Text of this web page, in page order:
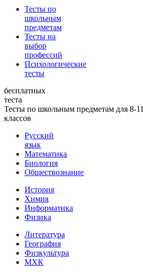
Тесты по
школьным
предметам
Тесты на
выбор
профессий
Психологические
тесты
бесплатных
теста
Тесты по школьным предметам для 8-11
классов
Русский
язык
Математика
Биология
Обществознание
История
Химия
Информатика
Физика
Литература
География
Физкультура
МХК